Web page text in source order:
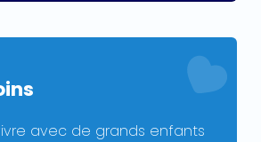
avec de grands enfants